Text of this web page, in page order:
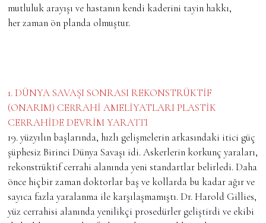
mutluluk arayışı ve hastanın kendi kaderini tayin hakkı,
her zaman ön planda olmuştur.
1. DÜNYA SAVAŞI SONRASI REKONSTRÜKTİF
(ONARIM) CERRAHİ AMELİYATLARI PLASTİK
CERRAHİDE DEVRİM YARATTI
19. yüzyılın başlarında, hızlı gelişmelerin arkasındaki itici güç
şüphesiz Birinci Dünya Savaşı idi. Askerlerin korkunç yaraları,
rekonstrüktif cerrahi alanında yeni standartlar belirledi. Daha
önce hiçbir zaman doktorlar baş ve kollarda bu kadar ağır ve
sayıca fazla yaralanma ile karşılaşmamıştı. Dr. Harold Gillies,
yüz cerrahisi alanında yenilikçi prosedürler geliştirdi ve ekibi